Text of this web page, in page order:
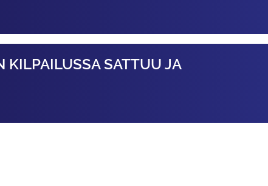
KILPAILUSSA SATTUU JA